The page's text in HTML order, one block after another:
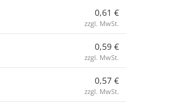
0,61 €
zzgl. MwSt.
0,59 €
zzgl. MwSt.
0,57 €
zzgl. MwSt.